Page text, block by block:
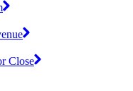
Close